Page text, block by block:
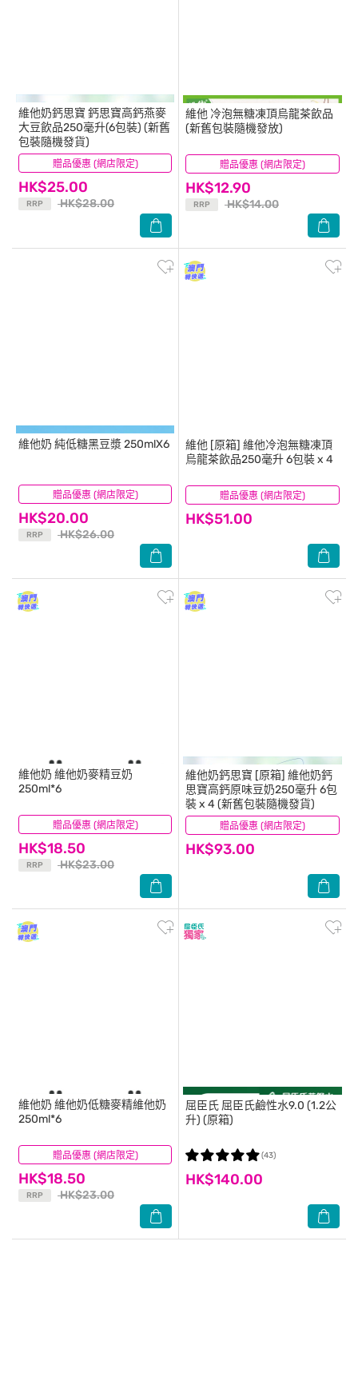
贈品優惠 (網店限定)
維他奶鈣思寶 鈣思寶高鈣燕麥
大豆飲品250毫升(6包裝) (新舊
包裝隨機發貨)
HK$25.00
RRP HK$28.00
(33) 贈品優惠 (網店限定)
維他 冷泡無糖凍頂烏龍茶飲品
(新舊包裝隨機發放)
HK$12.90
RRP HK$14.00
(178)
贈品優惠 (網店限定)
維他奶 純低糖黑豆漿 250mlX6
HK$20.00
RRP HK$26.00
(35) 贈品優惠 (網店限定)
維他 [原箱] 維他冷泡無糖凍頂
烏龍茶飲品250毫升 6包裝 x 4
HK$51.00
(16)
贈品優惠 (網店限定)
維他奶 維他奶麥精豆奶
250ml*6
HK$18.50
RRP HK$23.00
(38) 贈品優惠 (網店限定)
維他奶鈣思寶 [原箱] 維他奶鈣
思寶高鈣原味豆奶250毫升 6包
裝 x 4 (新舊包裝隨機發貨)
HK$93.00
(11)
贈品優惠 (網店限定)
維他奶 維他奶低糖麥精維他奶
250ml*6
HK$18.50
RRP HK$23.00
(56)
屈臣氏 屈臣氏鹼性水9.0 (1.2公
升) (原箱)
HK$140.00
(43)